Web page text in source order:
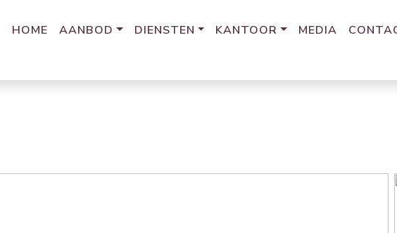
HOME AANBOD DIENSTEN KANTOOR MEDIA